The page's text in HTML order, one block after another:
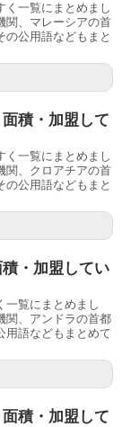
く一覧にまとめまし
関、マレーシアの首
公用語などもまと
積・加盟して
く一覧にまとめまし
関、クロアチアの首
公用語などもまと
・加盟してい
一覧にまとめまし
関、アンドラの首都
用語などもまとめて
積・加盟して